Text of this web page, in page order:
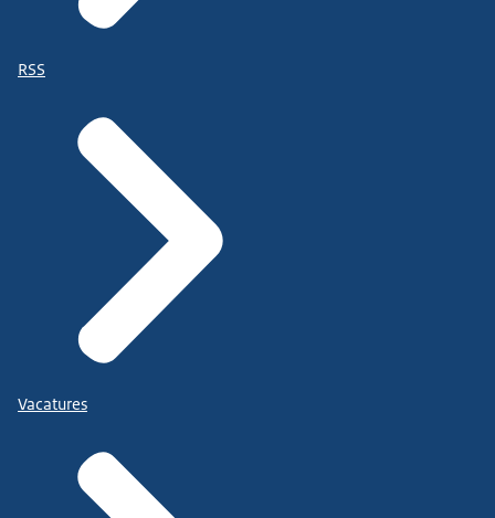
RSS
Vacatures